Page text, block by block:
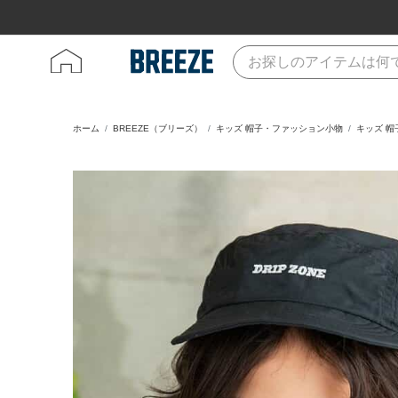
ホーム BREEZE（ブリーズ） キッズ 帽子・ファッション小物 キッズ 帽